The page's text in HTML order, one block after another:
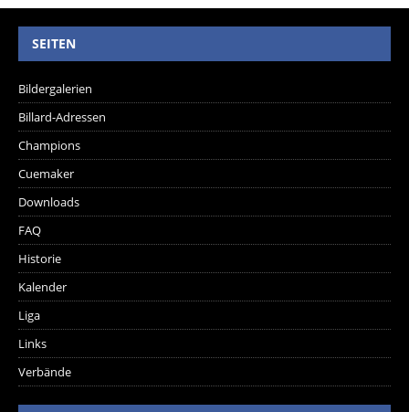
SEITEN
Bildergalerien
Billard-Adressen
Champions
Cuemaker
Downloads
FAQ
Historie
Kalender
Liga
Links
Verbände